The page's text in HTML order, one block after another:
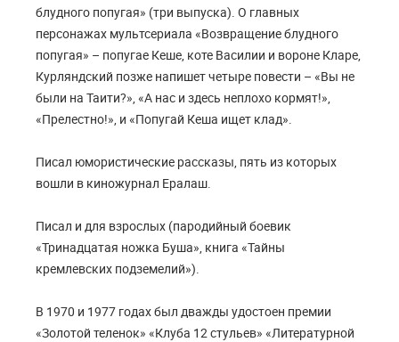
блудного попугая» (три выпуска). О главных
персонажах мультсериала «Возвращение блудного
попугая» – попугае Кеше, коте Василии и вороне Кларе,
Курляндский позже напишет четыре повести – «Вы не
были на Таити?», «А нас и здесь неплохо кормят!»,
«Прелестно!», и «Попугай Кеша ищет клад».
Писал юмористические рассказы, пять из которых
вошли в киножурнал Ералаш.
Писал и для взрослых (пародийный боевик
«Тринадцатая ножка Буша», книга «Тайны
кремлевских подземелий»).
В 1970 и 1977 годах был дважды удостоен премии
«Золотой теленок» «Клуба 12 стульев» «Литературной